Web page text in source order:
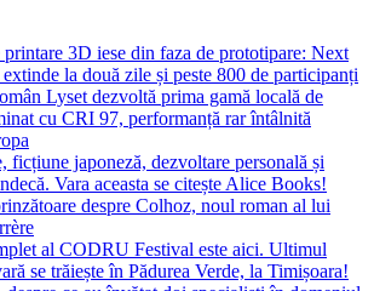
printare 3D iese din faza de prototipare: Next
la două zile și peste 800 de participanți
Lyset dezvoltă prima gamă locală de
cu CRI 97, performanță rar întâlnită
ficțiune japoneză, dezvoltare personală și
Vara aceasta se citește Alice Books!
despre Colhoz, noul roman al lui
al CODRU Festival este aici. Ultimul
se trăiește în Pădurea Verde, la Timișoara!